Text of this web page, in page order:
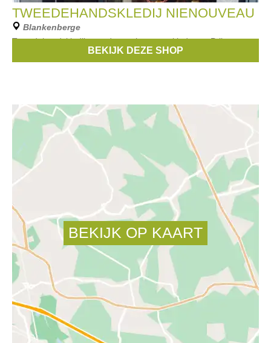
TWEEDEHANDSKLEDIJ NIENOUVEAU
Blankenberge
Tweedehandskledij voor dames heren en kinderen. Prijzen
BEKIJK DEZE SHOP